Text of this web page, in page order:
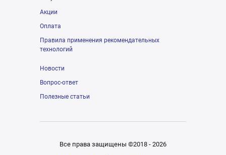
Акции
Оплата
Правила применения рекомендательных
технологий
Новости
Вопрос-ответ
Полезные статьи
Все права защищены ©2018 - 2026